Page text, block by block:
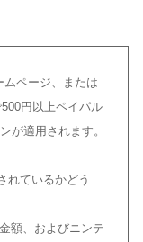
ムページ、または
円以上ペイパル
が適用されます。
れているかどう
額、およびニンテ